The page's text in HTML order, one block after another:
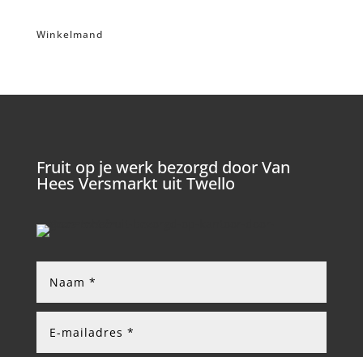
Winkelmand
Fruit op je werk bezorgd door Van
Hees Versmarkt uit Twello